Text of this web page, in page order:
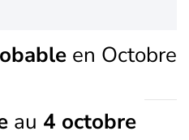
en Octobre
au 4 octobre